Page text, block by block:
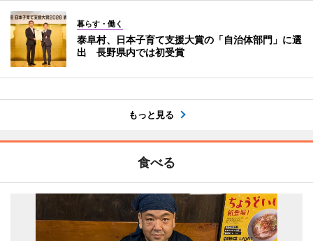
暮らす・働く
泰阜村、日本子育て支援大賞の「自治体部門」に選
出 長野県内では初受賞
もっと見る
食べる